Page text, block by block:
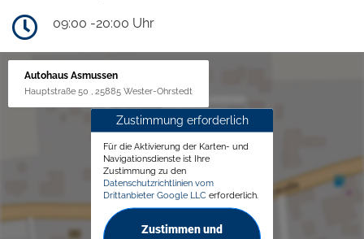
09:00 -20:00 Uhr
Autohaus Asmussen
Hauptstraße 50 , 25885 Wester-Ohrstedt
Zustimmung erforderlich
Für die Aktivierung der Karten- und
Navigationsdienste ist Ihre
Zustimmung zu den
Datenschutzrichtlinien vom
Drittanbieter Google LLC erforderlich.
Zustimmen und